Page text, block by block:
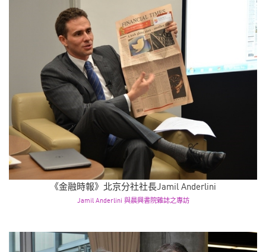
《金融時報》北京分社社長Jamil Anderlini
Jamil Anderlini 與晨興書院雜誌之專訪